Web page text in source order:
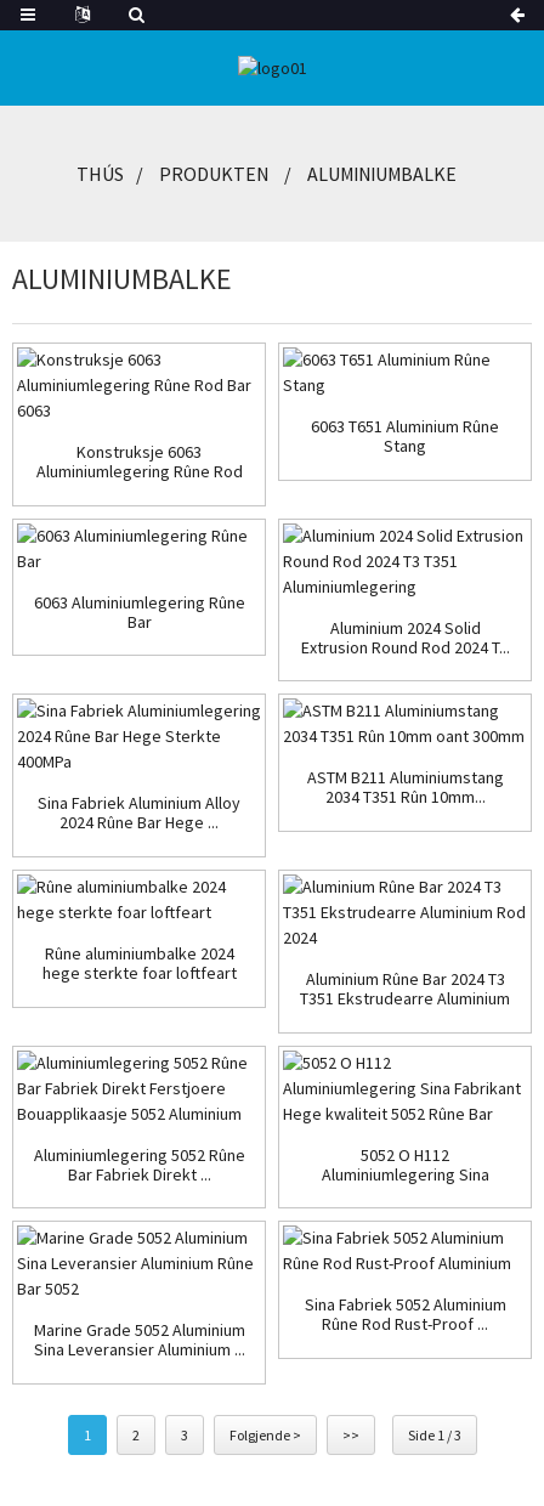
THÚS PRODUKTEN ALUMINIUMBALKE
ALUMINIUMBALKE
Konstruksje 6063
Aluminiumlegering Rûne Rod
6063 T651 Aluminium Rûne
Stang
6063 Aluminiumlegering Rûne
Bar
Aluminium 2024 Solid
Extrusion Round Rod 2024 T...
Sina Fabriek Aluminium Alloy
2024 Rûne Bar Hege ...
ASTM B211 Aluminiumstang
2034 T351 Rûn 10mm...
Rûne aluminiumbalke 2024
hege sterkte foar loftfeart
Aluminium Rûne Bar 2024 T3
T351 Ekstrudearre Aluminium
Aluminiumlegering 5052 Rûne
Bar Fabriek Direkt ...
5052 O H112
Aluminiumlegering Sina
Marine Grade 5052 Aluminium
Sina Leveransier Aluminium ...
Sina Fabriek 5052 Aluminium
Rûne Rod Rust-Proof ...
1 2 3 Folgjende > >> Side 1 / 3